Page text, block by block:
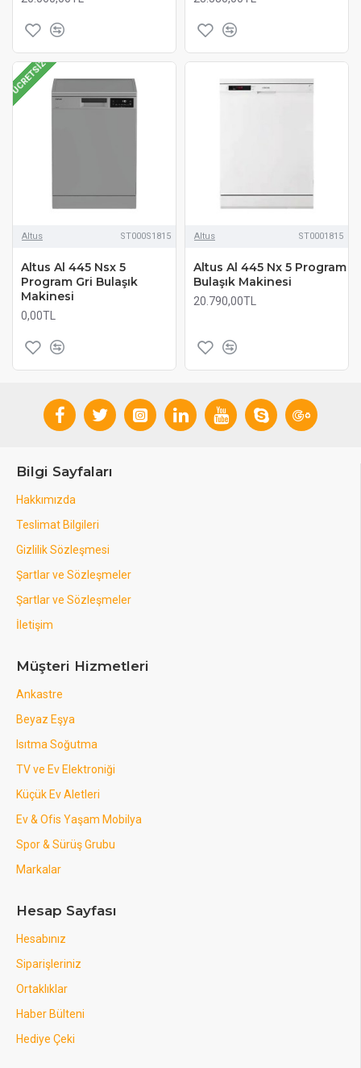
ÜCRETSIZ
Altus ST000S1815
Altus Al 445 Nsx 5
Program Gri Bulaşık
Makinesi
0,00TL
Altus ST0001815
Altus Al 445 Nx 5 Program
Bulaşık Makinesi
20.790,00TL
Bilgi Sayfaları
Hakkımızda
Teslimat Bilgileri
Gizlilik Sözleşmesi
Şartlar ve Sözleşmeler
Şartlar ve Sözleşmeler
İletişim
Müşteri Hizmetleri
Ankastre
Beyaz Eşya
Isıtma Soğutma
TV ve Ev Elektroniği
Küçük Ev Aletleri
Ev & Ofis Yaşam Mobilya
Spor & Sürüş Grubu
Markalar
Hesap Sayfası
Hesabınız
Siparişleriniz
Ortaklıklar
Haber Bülteni
Hediye Çeki